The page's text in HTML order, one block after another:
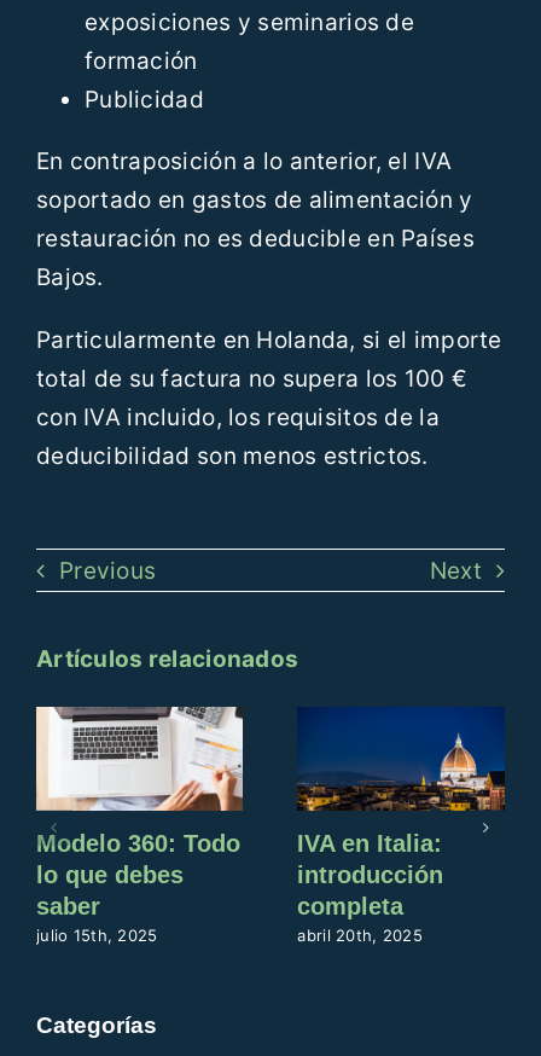
exposiciones y seminarios de
formación
Publicidad
En contraposición a lo anterior, el IVA
soportado en gastos de alimentación y
restauración no es deducible en Países
Bajos.
Particularmente en Holanda, si el importe
total de su factura no supera los 100 €
con IVA incluido, los requisitos de la
deducibilidad son menos estrictos.
Categorías
Previous Next
Artículos relacionados
Modelo 360: Todo
lo que debes
saber
julio 15th, 2025
IVA en Italia:
introducción
completa
abril 20th, 2025